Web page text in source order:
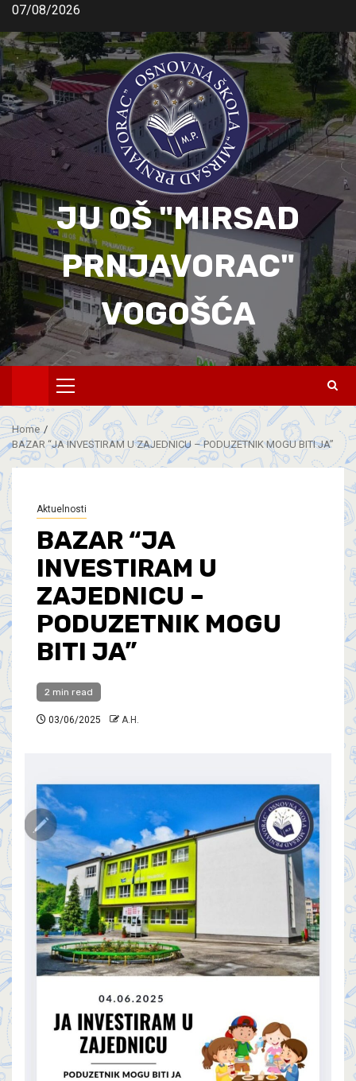
07/08/2026
JU OŠ "MIRSAD
PRNJAVORAC"
VOGOŠĆA
Home
BAZAR “JA INVESTIRAM U ZAJEDNICU – PODUZETNIK MOGU BITI JA”
Aktuelnosti
BAZAR “JA
INVESTIRAM U
ZAJEDNICU –
PODUZETNIK MOGU
BITI JA”
2 min read
03/06/2025 A.H.